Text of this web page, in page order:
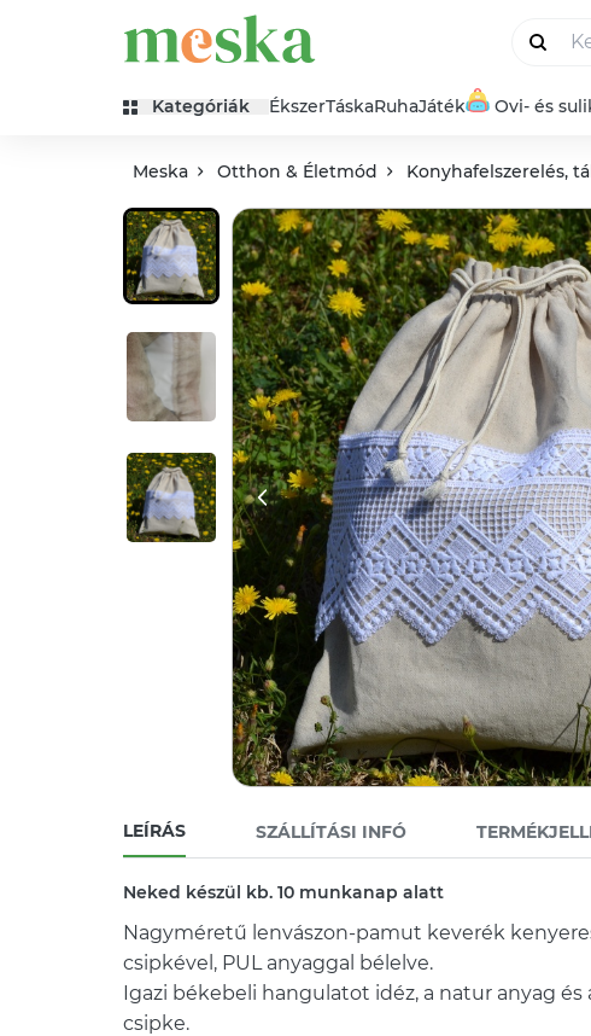
Kategóriák ÉkszerTáskaRuhaJáték Ovi- és
Meska Otthon & Életmód Konyhafelszerelés,
LEÍRÁS SZÁLLÍTÁSI INFÓ
Neked készül kb. 10 munkanap alatt
Nagyméretű lenvászon-pamut keverék
csipkével, PUL anyaggal bélelve.
Igazi békebeli hangulatot idéz, a natur anyag és
csipke.